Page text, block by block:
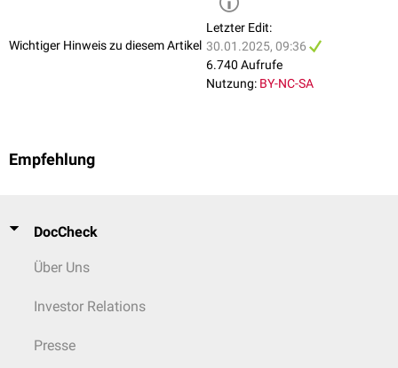
Wichtiger Hinweis zu diesem Artikel
Letzter Edit:
30.01.2025, 09:36
6.740 Aufrufe
Nutzung: BY-NC-SA
Empfehlung
DocCheck
Über Uns
Investor Relations
Presse